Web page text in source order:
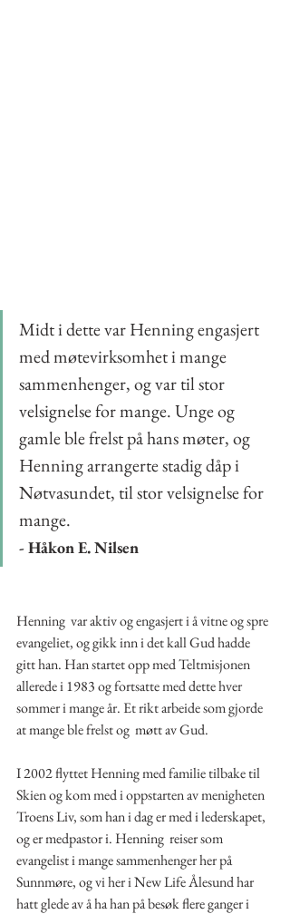
Midt i dette var Henning engasjert
med møtevirksomhet i mange
sammenhenger, og var til stor
velsignelse for mange. Unge og
gamle ble frelst på hans møter, og
Henning arrangerte stadig dåp i
Nøtvasundet, til stor velsignelse for
mange.
- Håkon E. Nilsen
Henning  var aktiv og engasjert i å vitne og spre
evangeliet, og gikk inn i det kall Gud hadde
gitt han. Han startet opp med Teltmisjonen
allerede i 1983 og fortsatte med dette hver
sommer i mange år. Et rikt arbeide som gjorde
at mange ble frelst og  møtt av Gud.
I 2002 flyttet Henning med familie tilbake til
Skien og kom med i oppstarten av menigheten
Troens Liv, som han i dag er med i lederskapet,
og er medpastor i. Henning  reiser som
evangelist i mange sammenhenger her på
Sunnmøre, og vi her i New Life Ålesund har
hatt glede av å ha han på besøk flere ganger i